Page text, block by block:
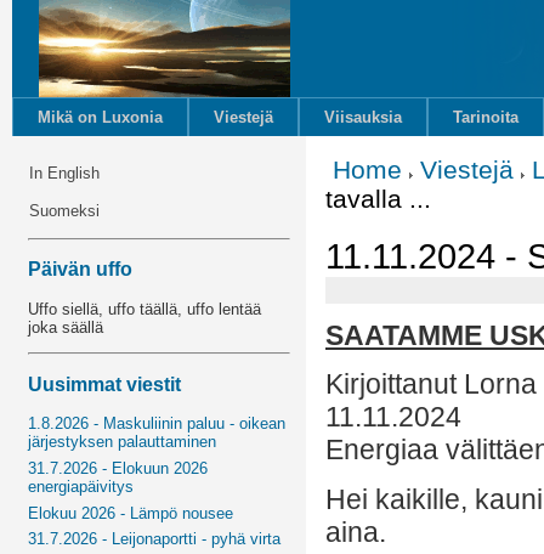
Mikä on Luxonia Viestejä Viisauksia Tarinoita
In English
Suomeksi
Päivän uffo
Uffo siellä, uffo täällä, uffo lentää
joka säällä
Uusimmat viestit
1.8.2026 - Maskuliinin paluu - oikean
järjestyksen palauttaminen
31.7.2026 - Elokuun 2026
energiapäivitys
Elokuu 2026 - Lämpö nousee
31.7.2026 - Leijonaportti - pyhä virta
Home Viestejä
tavalla ...
11.11.2024 -
SAATAMME
Kirjoittanut
11.11.2024
Energiaa
Hei kaikille,
aina.